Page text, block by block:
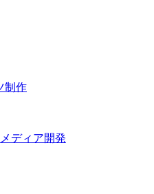
制作
ディア開発